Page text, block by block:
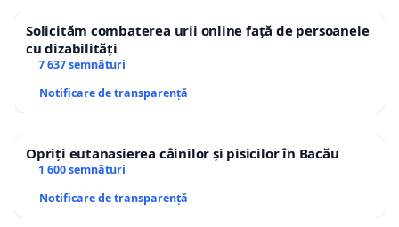
Solicităm combaterea urii online față de persoanele
cu dizabilități
7 637 semnături
Notificare de transparență
Opriți eutanasierea câinilor și pisicilor în Bacău
1 600 semnături
Notificare de transparență